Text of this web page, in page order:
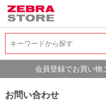
キーワードから探す
キーワードから探す
会員登録でお買い物
お問い合わせ